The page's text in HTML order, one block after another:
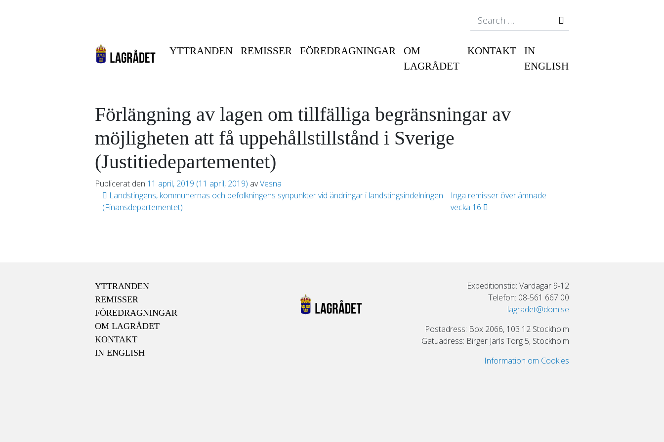
YTTRANDEN REMISSER FÖREDRAGNINGAR
OM
LAGRÅDET
KONTAKT
IN
ENGLISH
Förlängning av lagen om tillfälliga begränsningar av
möjligheten att få uppehållstillstånd i Sverige
(Justitiedepartementet)
Publicerat den 11 april, 2019 (11 april, 2019) avVesna
Inläggsnavigering
Landstingens, kommunernas och befolkningens synpunkter vid ändringar i landstingsindelningen
(Finansdepartementet)
Inga remisser överlämnade
vecka 16
YTTRANDEN
REMISSER
FÖREDRAGNINGAR
OM LAGRÅDET
KONTAKT
IN ENGLISH
Expeditionstid: Vardagar 9-12
Telefon: 08-561 667 00
lagradet@dom.se
Postadress: Box 2066, 103 12 Stockholm
Gatuadress: Birger Jarls Torg 5, Stockholm
Information om Cookies